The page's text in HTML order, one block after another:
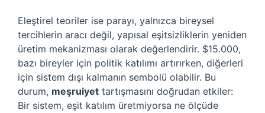
Eleştirel teoriler ise parayı, yalnızca bireysel
tercihlerin aracı değil, yapısal eşitsizliklerin yeniden
üretim mekanizması olarak değerlendirir. $15.000,
bazı bireyler için politik katılımı artırırken, diğerleri
için sistem dışı kalmanın sembolü olabilir. Bu
durum, meşruiyet tartışmasını doğrudan etkiler:
Bir sistem, eşit katılım üretmiyorsa ne ölçüde